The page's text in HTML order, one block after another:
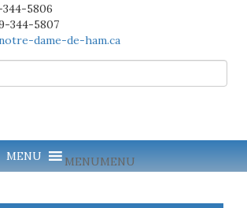
344-5806
344-5807
dame-de-ham.ca
MENUMENU